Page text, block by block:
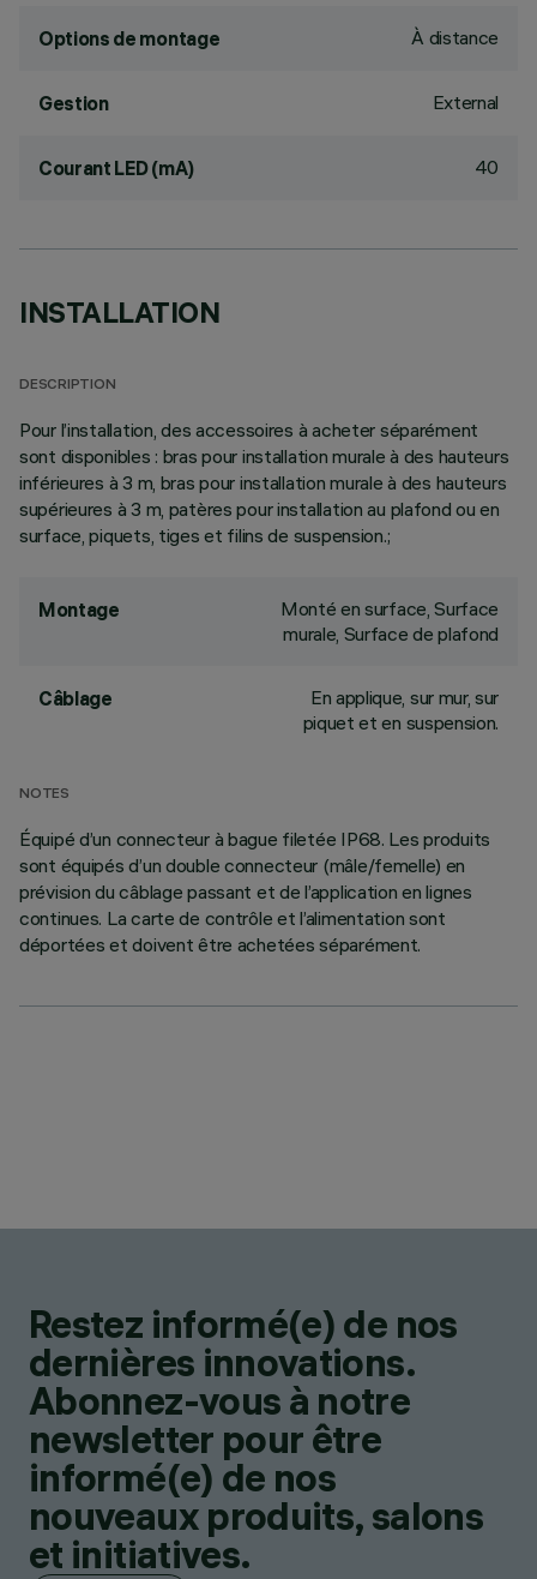
Options de montage À distance
Gestion External
Courant LED (mA) 40
INSTALLATION
DESCRIPTION
Pour l’installation, des accessoires à acheter séparément
sont disponibles : bras pour installation murale à des hauteurs
inférieures à 3 m, bras pour installation murale à des hauteurs
supérieures à 3 m, patères pour installation au plafond ou en
surface, piquets, tiges et filins de suspension.;
Montage
Monté en surface, Surface
murale, Surface de plafond
Câblage
En applique, sur mur, sur
piquet et en suspension.
NOTES
Équipé d’un connecteur à bague filetée IP68. Les produits
sont équipés d’un double connecteur (mâle/femelle) en
prévision du câblage passant et de l’application en lignes
continues. La carte de contrôle et l’alimentation sont
déportées et doivent être achetées séparément.
Restez informé(e) de nos
dernières innovations.
Abonnez-vous à notre
newsletter pour être
informé(e) de nos
nouveaux produits, salons
et initiatives.